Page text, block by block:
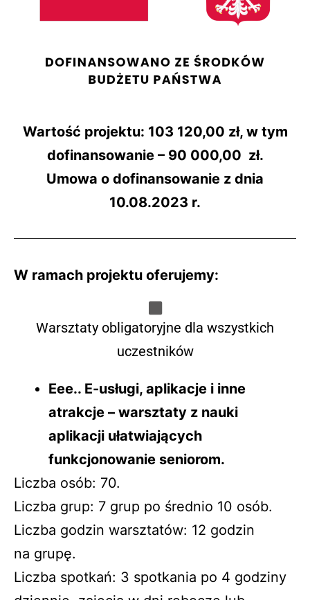
Wartość projektu: 103 120,00 zł, w tym
dofinansowanie – 90 000,00 zł.
Umowa o dofinansowanie z dnia
10.08.2023 r.
W ramach projektu oferujemy:
Warsztaty obligatoryjne dla wszystkich
uczestników
Eee.. E-usługi, aplikacje i inne
atrakcje – warsztaty z nauki
aplikacji ułatwiających
funkcjonowanie seniorom.
Liczba osób: 70.
Liczba grup: 7 grup po średnio 10 osób.
Liczba godzin warsztatów: 12 godzin
na grupę.
Liczba spotkań: 3 spotkania po 4 godziny